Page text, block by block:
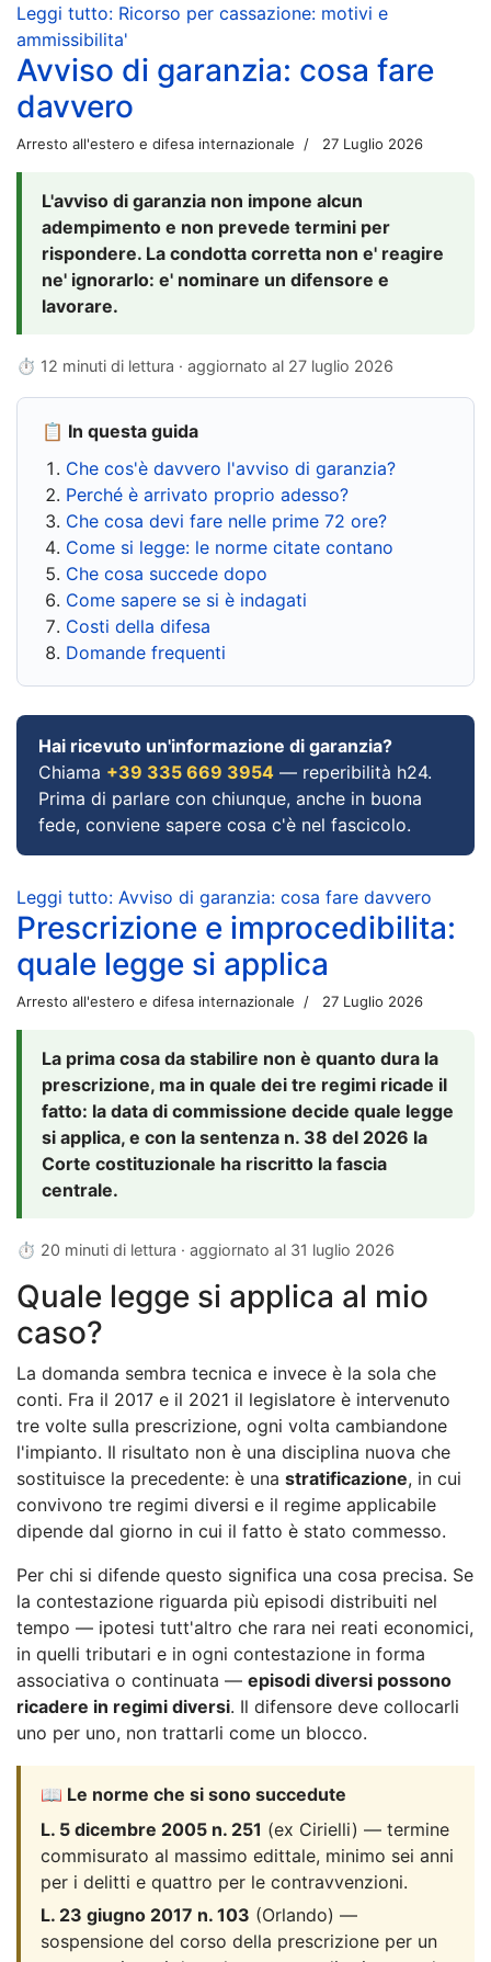
Leggi tutto: Ricorso per cassazione: motivi e
ammissibilita'
Avviso di garanzia: cosa fare
davvero
Arresto all'estero e difesa internazionale 27 Luglio 2026
L'avviso di garanzia non impone alcun
adempimento e non prevede termini per
rispondere. La condotta corretta non e' reagire
ne' ignorarlo: e' nominare un difensore e
lavorare.
⏱ 12 minuti di lettura · aggiornato al 27 luglio 2026
📋 In questa guida
Che cos'è davvero l'avviso di garanzia?
Perché è arrivato proprio adesso?
Che cosa devi fare nelle prime 72 ore?
Come si legge: le norme citate contano
Che cosa succede dopo
Come sapere se si è indagati
Costi della difesa
Domande frequenti
Hai ricevuto un'informazione di garanzia?
Chiama +39 335 669 3954 — reperibilità h24.
Prima di parlare con chiunque, anche in buona
fede, conviene sapere cosa c'è nel fascicolo.
Leggi tutto: Avviso di garanzia: cosa fare davvero
Prescrizione e improcedibilita:
quale legge si applica
Arresto all'estero e difesa internazionale 27 Luglio 2026
La prima cosa da stabilire non è quanto dura la
prescrizione, ma in quale dei tre regimi ricade il
fatto: la data di commissione decide quale legge
si applica, e con la sentenza n. 38 del 2026 la
Corte costituzionale ha riscritto la fascia
centrale.
⏱ 20 minuti di lettura · aggiornato al 31 luglio 2026
Quale legge si applica al mio
caso?
La domanda sembra tecnica e invece è la sola che
conti. Fra il 2017 e il 2021 il legislatore è intervenuto
tre volte sulla prescrizione, ogni volta cambiandone
l'impianto. Il risultato non è una disciplina nuova che
sostituisce la precedente: è una stratificazione, in cui
convivono tre regimi diversi e il regime applicabile
dipende dal giorno in cui il fatto è stato commesso.
Per chi si difende questo significa una cosa precisa. Se
la contestazione riguarda più episodi distribuiti nel
tempo — ipotesi tutt'altro che rara nei reati economici,
in quelli tributari e in ogni contestazione in forma
associativa o continuata — episodi diversi possono
ricadere in regimi diversi. Il difensore deve collocarli
uno per uno, non trattarli come un blocco.
📖 Le norme che si sono succedute
L. 5 dicembre 2005 n. 251 (ex Cirielli) — termine
commisurato al massimo edittale, minimo sei anni
per i delitti e quattro per le contravvenzioni.
L. 23 giugno 2017 n. 103 (Orlando) —
sospensione del corso della prescrizione per un